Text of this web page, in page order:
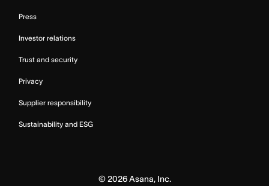
Press
Investor relations
Trust and security
Privacy
Supplier responsibility
Sustainability and ESG
©2026Asana, Inc.